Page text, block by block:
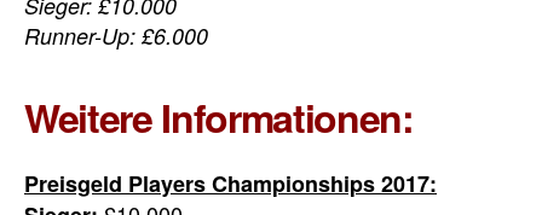
Runner-Up: £6.000
Weitere Informationen:
Preisgeld Players Championships 2017: